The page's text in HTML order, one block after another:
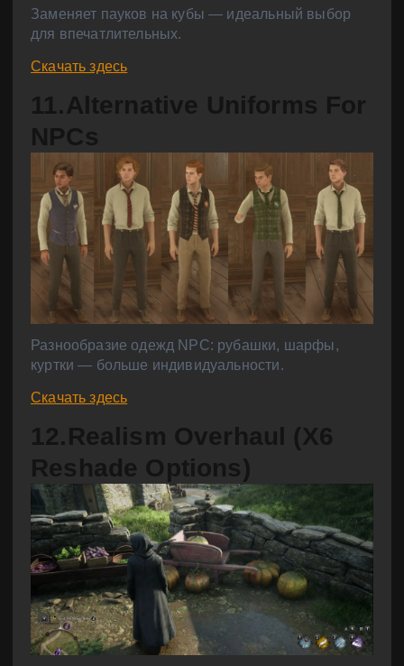
Заменяет пауков на кубы — идеальный выбор
для впечатлительных.
Скачать здесь
11.Alternative Uniforms For
NPCs
Разнообразие одежд NPC: рубашки, шарфы,
куртки — больше индивидуальности.
Скачать здесь
12.Realism Overhaul (X6
Reshade Options)